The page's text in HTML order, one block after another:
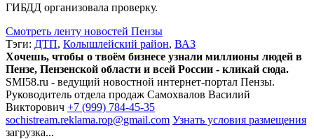
ГИБДД организовала проверку.
Смотреть ленту новостей Пензы
Тэги: ДТП, Колышлейский район, ВАЗ
Хочешь, чтобы о твоём бизнесе узнали миллионы людей в
Пензе, Пензенской области и всей России - кликай сюда.
SMI58.ru - ведущий новостной интернет-портал Пензы.
Руководитель отдела продаж Самохвалов Василий
Викторович +7 (999) 784-45-35
sochistream.reklama.rop@gmail.com Узнать условия размещения
загрузка...